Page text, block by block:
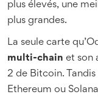
plus élevés, une
plus grandes.
La seule carte
multi-chain et son
2 de Bitcoin. Tandis
Ethereum ou